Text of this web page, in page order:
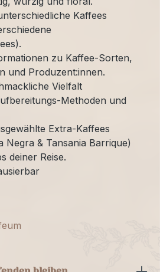
Kaffees
zu Kaffee-Sorten,
und Produzent:innen.
Vielfalt
Methoden und
Extra-Kaffees
Negra & Tansania Barrique)
deiner Reise.